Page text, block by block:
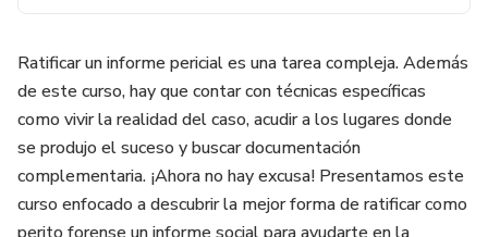
Ratificar un informe pericial es una tarea compleja. Además
de este curso, hay que contar con técnicas específicas
como vivir la realidad del caso, acudir a los lugares donde
se produjo el suceso y buscar documentación
complementaria. ¡Ahora no hay excusa! Presentamos este
curso enfocado a descubrir la mejor forma de ratificar como